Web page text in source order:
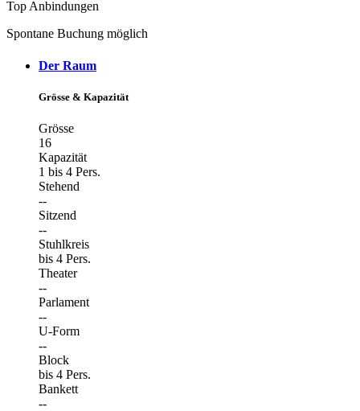
Top Anbindungen
Spontane Buchung möglich
Der Raum
Grösse & Kapazität
Grösse
16
Kapazität
1 bis 4 Pers.
Stehend
--
Sitzend
--
Stuhlkreis
bis 4 Pers.
Theater
--
Parlament
--
U-Form
--
Block
bis 4 Pers.
Bankett
--